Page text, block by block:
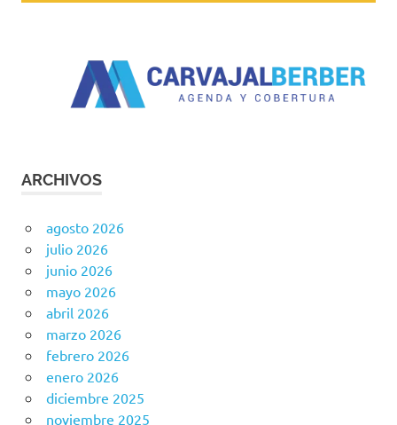
ARCHIVOS
agosto 2026
julio 2026
junio 2026
mayo 2026
abril 2026
marzo 2026
febrero 2026
enero 2026
diciembre 2025
noviembre 2025